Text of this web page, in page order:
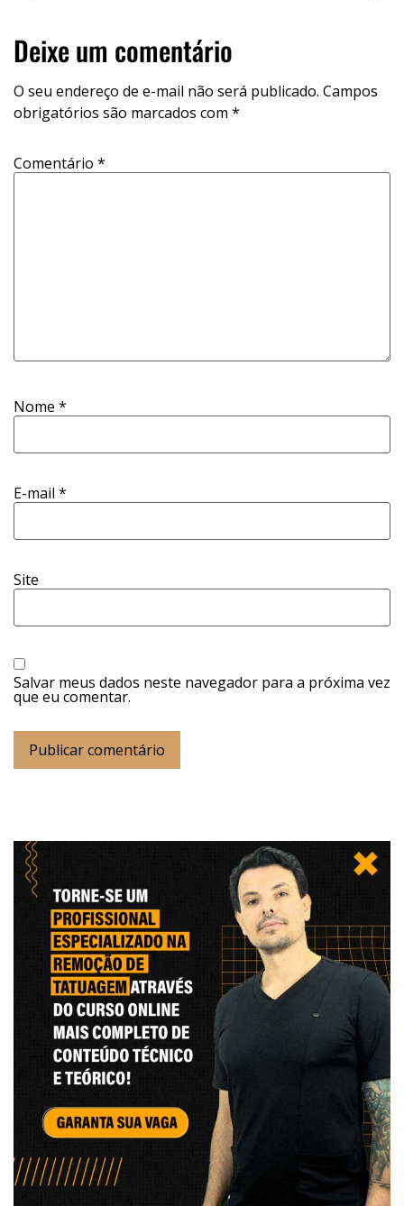
Deixe um comentário
O seu endereço de e-mail não será publicado. Campos
obrigatórios são marcados com *
Comentário *
Nome *
E-mail *
Site
Salvar meus dados neste navegador para a próxima vez
que eu comentar.